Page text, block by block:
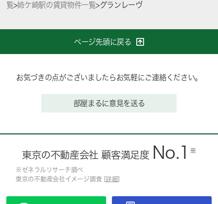
覧>姉ケ崎駅の賃貸物件一覧>グランレーヴ
ページ先頭に戻る
お気づきの点がございましたらお気軽にご連絡ください。
部屋まるに意見を送る
東京の不動産会社 顧客満足度 No.1 ※
※ゼネラルリサーチ調べ
東京の不動産会社イメージ調査 [ 詳細